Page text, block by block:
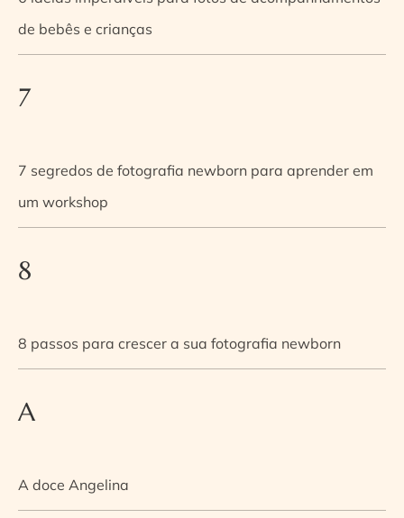
de bebês e crianças
7
7 segredos de fotografia newborn para aprender em
um workshop
8
8 passos para crescer a sua fotografia newborn
A
A doce Angelina